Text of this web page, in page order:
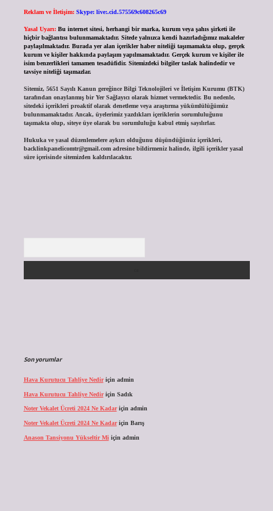
Reklam ve İletişim: Skype: live:.cid.575569c608265c69
Yasal Uyarı: Bu internet sitesi, herhangi bir marka, kurum veya şahıs şirketi ile
hiçbir bağlantısı bulunmamaktadır. Sitede yalnızca kendi hazırladığımız makaleler
paylaşılmaktadır. Burada yer alan içerikler haber niteliği taşımamakta olup, gerçek
kurum ve kişiler hakkında paylaşım yapılmamaktadır. Gerçek kurum ve kişiler ile
isim benzerlikleri tamamen tesadüfidir. Sitemizdeki bilgiler taslak halindedir ve
tavsiye niteliği taşımazlar.
Sitemiz, 5651 Sayılı Kanun gereğince Bilgi Teknolojileri ve İletişim Kurumu (BTK)
tarafından onaylanmış bir Yer Sağlayıcı olarak hizmet vermektedir. Bu nedenle,
sitedeki içerikleri proaktif olarak denetleme veya araştırma yükümlülüğümüz
bulunmamaktadır. Ancak, üyelerimiz yazdıkları içeriklerin sorumluluğunu
taşımakta olup, siteye üye olarak bu sorumluluğu kabul etmiş sayılırlar.
Hukuka ve yasal düzenlemelere aykırı olduğunu düşündüğünüz içerikleri,
backlinkpanelicomtr@gmail.comadresine bildirmeniz halinde, ilgili içerikler yasal
süre içerisinde sitemizden kaldırılacaktır.
Son yorumlar
Hava Kurutucu Tahliye Nediriçin admin
Hava Kurutucu Tahliye Nediriçin Sadık
Noter Vekalet Ücreti 2024 Ne Kadariçin admin
Noter Vekalet Ücreti 2024 Ne Kadariçin Barış
Anason Tansiyonu Yükseltir Mi için admin